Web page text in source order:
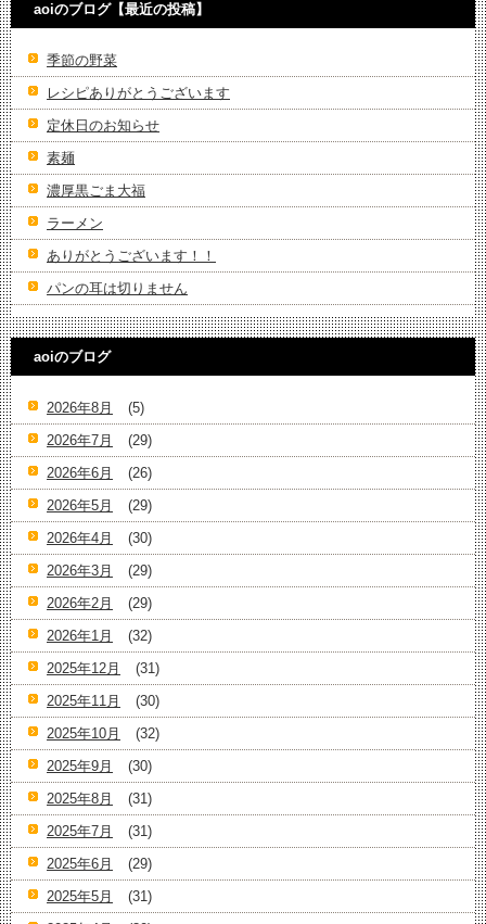
aoiのブログ【最近の投稿】
季節の野菜
レシピありがとうございます
定休日のお知らせ
素麺
濃厚黒ごま大福
ラーメン
ありがとうございます！！
パンの耳は切りません
aoiのブログ
2026年8月
(5)
2026年7月
(29)
2026年6月
(26)
2026年5月
(29)
2026年4月
(30)
2026年3月
(29)
2026年2月
(29)
2026年1月
(32)
2025年12月
(31)
2025年11月
(30)
2025年10月
(32)
2025年9月
(30)
2025年8月
(31)
2025年7月
(31)
2025年6月
(29)
2025年5月
(31)